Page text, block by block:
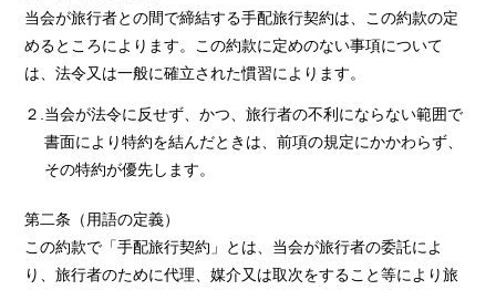
当会が旅行者との間で締結する手配旅行契約は、この約款の定
めるところによります。この約款に定めのない事項について
は、法令又は一般に確立された慣習によります。
２.当会が法令に反せず、かつ、旅行者の不利にならない範囲で
書面により特約を結んだときは、前項の規定にかかわらず、
その特約が優先します。
第二条（用語の定義）
この約款で「手配旅行契約」とは、当会が旅行者の委託によ
り、旅行者のために代理、媒介又は取次をすること等により旅